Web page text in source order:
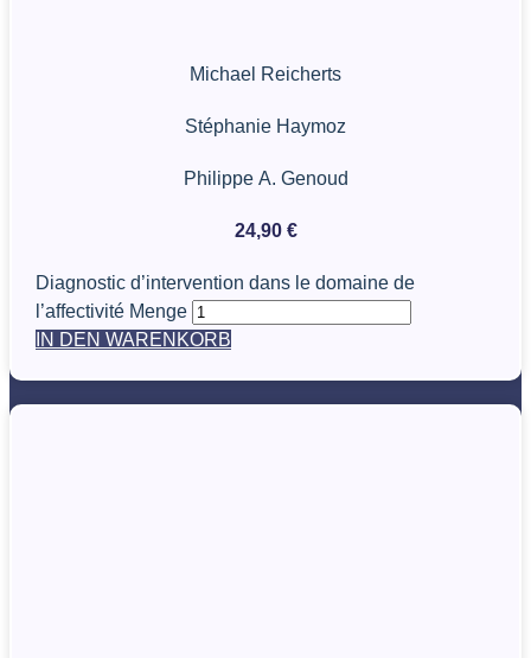
Michael Reicherts
Stéphanie Haymoz
Philippe A. Genoud
24,90 €
Diagnostic d’intervention dans le domaine de
l’affectivité Menge
IN DEN WARENKORB